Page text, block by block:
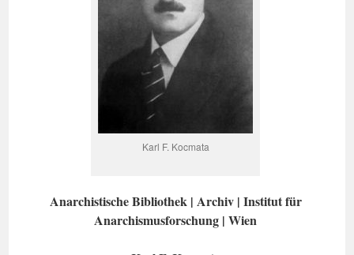
Karl F. Kocmata
Anarchistische Bibliothek | Archiv | Institut für
Anarchismusforschung | Wien